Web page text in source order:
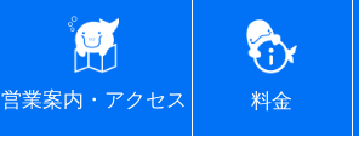
営業案内・アクセス 料金